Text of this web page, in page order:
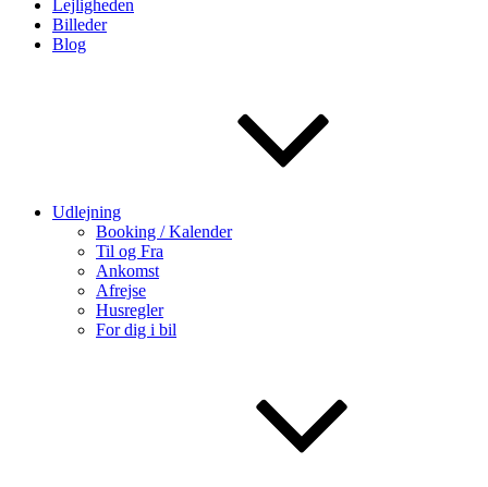
Lejligheden
Billeder
Blog
Udlejning
Booking / Kalender
Til og Fra
Ankomst
Afrejse
Husregler
For dig i bil